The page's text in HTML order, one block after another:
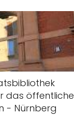
das öffentliche
- Nürnberg